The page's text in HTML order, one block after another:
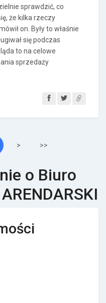
sprawdzić, co
że kilka rzeczy
on. Były to właśnie
się podczas
to na celowe
sprzedaży
> >>
o Biuro